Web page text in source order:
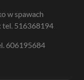
w spawach
tel. 516368194
606195684